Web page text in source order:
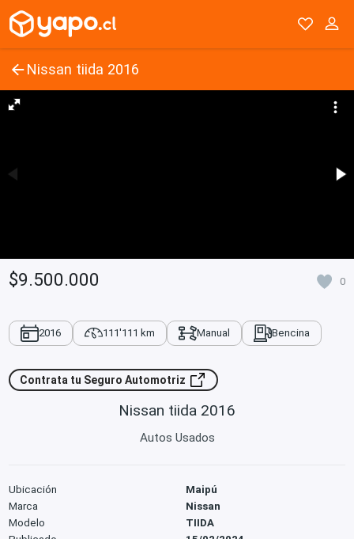
Nissan tiida 2016
$9.500.000 0
2016 111'111 km Manual Bencina
Contrata tu Seguro Automotriz
Nissan tiida 2016
Autos Usados
Ubicación
Maipú
Marca
Nissan
Modelo
TIIDA